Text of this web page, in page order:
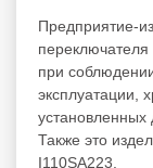
Предприятие-
при
эксплуатации,
установленных
Также это
I110SA223.